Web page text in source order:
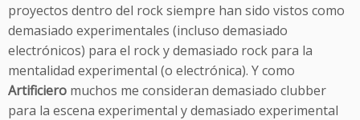
proyectos dentro del rock siempre han sido vistos como
demasiado experimentales (incluso demasiado
electrónicos) para el rock y demasiado rock para la
mentalidad experimental (o electrónica). Y como
Artificiero muchos me consideran demasiado clubber
para la escena experimental y demasiado experimental